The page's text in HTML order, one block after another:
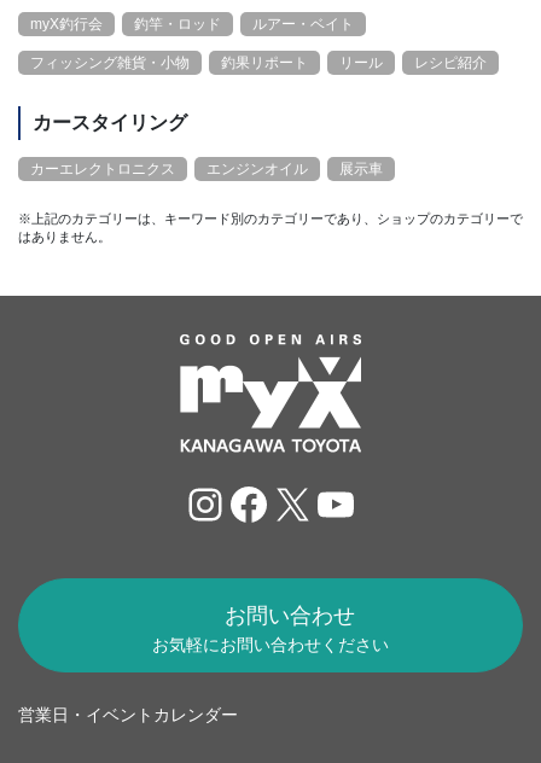
myX釣行会 釣竿・ロッド ルアー・ベイト
フィッシング雑貨・小物 釣果リポート リール レシピ紹介
カースタイリング
カーエレクトロニクス エンジンオイル 展示車
※上記のカテゴリーは、キーワード別のカテゴリーであり、ショップのカテゴリーで
はありません。
Instagram
Facebook
X YouTube
お問い合わせ
お気軽にお問い合わせください
営業日・イベントカレンダー